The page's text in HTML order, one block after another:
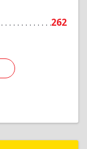
262